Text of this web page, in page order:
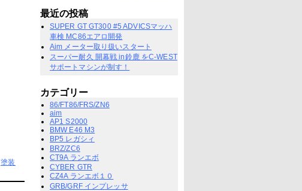
塗装
最近の投稿
SUPER GT GT300 #5 ADVICSマッハ
車検 MC86エアロ開発
Aim メーター取り扱いスタート
スーパー耐久 開幕戦 in鈴鹿 をC-WEST
サポートマシンが制す！
カテゴリー
86/FT86/FRS/ZN6
aim
AP1 S2000
BMW E46 M3
BP5 レガシィ
BRZ/ZC6
CT9A ランエボ
CYBER GTR
CZ4A ランエボ１０
GRB/GRF インプレッサ